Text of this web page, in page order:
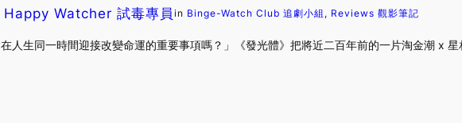
Watcher 試毒專員in Binge-Watch Club 追劇小組 , Reviews 觀影筆記
人生同一時間迎接改變命運的重要事項嗎？」《發光體》把將近二百年前的一片淘金潮 x